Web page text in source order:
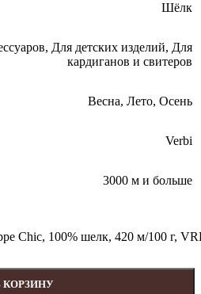
Шёлк
, Для детских изделий, Для
кардиганов и свитеров
Весна, Лето, Осень
Verbi
3000 м и больше
Chic, 100% шелк, 420 м/100 г,
КОРЗИНУ